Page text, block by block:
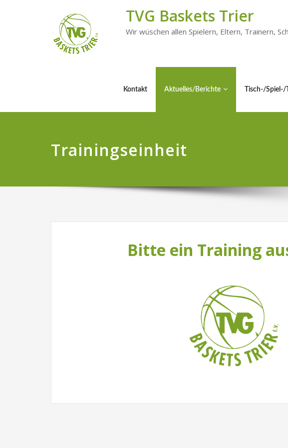
TVG Baskets Trier
Wir wüschen allen Spielern, Eltern, Trainern,
Kontakt Aktuelles/Berichte Tisch-/
Trainingseinheit
Bitte ein Training